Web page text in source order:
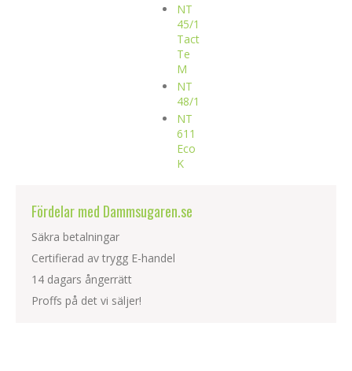
NT
45/1
Tact
Te
M
NT
48/1
NT
611
Eco
K
Fördelar med Dammsugaren.se
Säkra betalningar
Certifierad av trygg E-handel
14 dagars ångerrätt
Proffs på det vi säljer!